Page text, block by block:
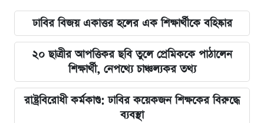
ঢাবির বিজয় একাত্তর হলের এক শিক্ষার্থীকে বহিষ্কার
২০ ছাত্রীর আপত্তিকর ছবি তুলে প্রেমিককে পাঠালেন
শিক্ষার্থী, নেপথ্যে চাঞ্চল্যকর তথ্য
রাষ্ট্রবিরোধী কর্মকাণ্ড: ঢাবির কয়েকজন শিক্ষকের বিরুদ্ধে
ব্যবস্থা